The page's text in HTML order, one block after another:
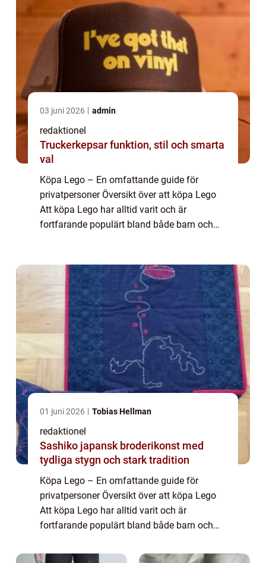
03 juni 2026 admin
redaktionel
Truckerkepsar funktion, stil och smarta
val
Köpa Lego – En omfattande guide för
privatpersoner Översikt över att köpa Lego
Att köpa Lego har alltid varit och är
fortfarande populärt bland både barn och
01 juni 2026 Tobias Hellman
redaktionel
Sashiko japansk broderikonst med
tydliga stygn och stark tradition
Köpa Lego – En omfattande guide för
privatpersoner Översikt över att köpa Lego
Att köpa Lego har alltid varit och är
fortfarande populärt bland både barn och
lyckats behålla sin popularitet genom åren. I